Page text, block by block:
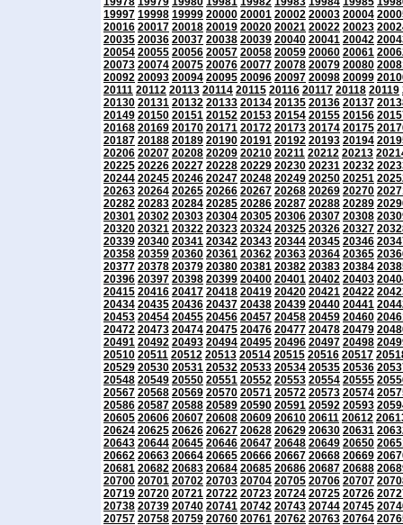
19997 19998 19999 20000 20001 20002 20003 20004
20016 20017 20018 20019 20020 20021 20022 20023
20035 20036 20037 20038 20039 20040 20041 20042
20054 20055 20056 20057 20058 20059 20060 20061
20073 20074 20075 20076 20077 20078 20079 20080
20092 20093 20094 20095 20096 20097 20098 20099
20111 20112 20113 20114 20115 20116 20117 20118 20119
20130 20131 20132 20133 20134 20135 20136 20137
20149 20150 20151 20152 20153 20154 20155 20156
20168 20169 20170 20171 20172 20173 20174 20175
20187 20188 20189 20190 20191 20192 20193 20194
20206 20207 20208 20209 20210 20211 20212 20213
20225 20226 20227 20228 20229 20230 20231 20232
20244 20245 20246 20247 20248 20249 20250 20251
20263 20264 20265 20266 20267 20268 20269 20270
20282 20283 20284 20285 20286 20287 20288 20289
20301 20302 20303 20304 20305 20306 20307 20308
20320 20321 20322 20323 20324 20325 20326 20327
20339 20340 20341 20342 20343 20344 20345 20346
20358 20359 20360 20361 20362 20363 20364 20365
20377 20378 20379 20380 20381 20382 20383 20384
20396 20397 20398 20399 20400 20401 20402 20403
20415 20416 20417 20418 20419 20420 20421 20422
20434 20435 20436 20437 20438 20439 20440 20441
20453 20454 20455 20456 20457 20458 20459 20460
20472 20473 20474 20475 20476 20477 20478 20479
20491 20492 20493 20494 20495 20496 20497 20498
20510 20511 20512 20513 20514 20515 20516 20517
20529 20530 20531 20532 20533 20534 20535 20536
20548 20549 20550 20551 20552 20553 20554 20555
20567 20568 20569 20570 20571 20572 20573 20574
20586 20587 20588 20589 20590 20591 20592 20593
20605 20606 20607 20608 20609 20610 20611 20612
20624 20625 20626 20627 20628 20629 20630 20631
20643 20644 20645 20646 20647 20648 20649 20650
20662 20663 20664 20665 20666 20667 20668 20669
20681 20682 20683 20684 20685 20686 20687 20688
20700 20701 20702 20703 20704 20705 20706 20707
20719 20720 20721 20722 20723 20724 20725 20726
20738 20739 20740 20741 20742 20743 20744 20745
20757 20758 20759 20760 20761 20762 20763 20764